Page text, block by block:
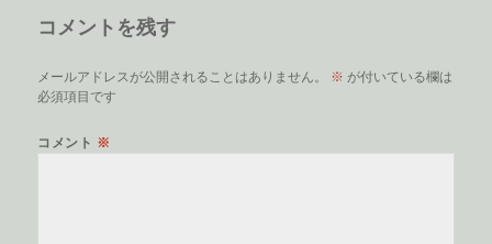
コメントを残す
メールアドレスが公開されることはありません。 ※ が付いている欄は
必須項目です
コメント ※